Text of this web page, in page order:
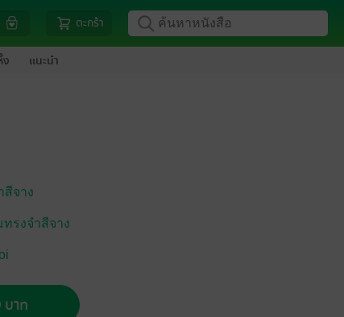
ตะกร้า
แนะนำ
สีจาง
ทรงจำสีจาง
บาท